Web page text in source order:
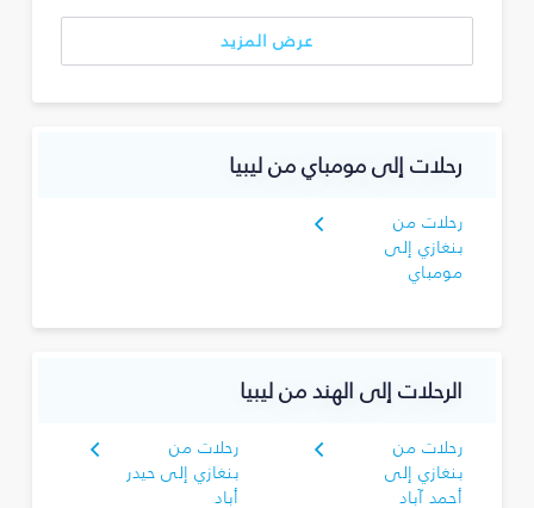
عرض المزيد
رحلات إلى مومباي من ليبيا
رحلات من
بنغازي إلى
مومباي
الرحلات إلى الهند من ليبيا
رحلات من
بنغازي إلى
أحمد آباد
رحلات من
بنغازي إلى حيدر
أباد